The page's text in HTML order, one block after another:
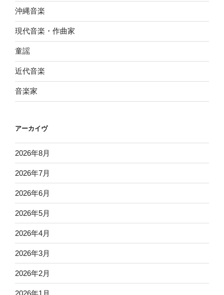
沖縄音楽
現代音楽・作曲家
童謡
近代音楽
音楽家
アーカイヴ
2026年8月
2026年7月
2026年6月
2026年5月
2026年4月
2026年3月
2026年2月
2026年1月